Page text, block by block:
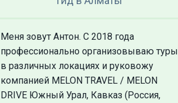
Меня зовут Антон. С 2018 года
профессионально организовываю туры
в различных локациях и руковожу
компанией MELON TRAVEL / MELON
DRIVE Южный Урал, Кавказ (Россия,